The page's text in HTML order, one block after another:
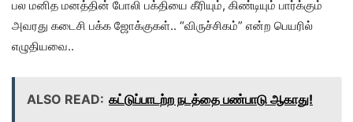
பல மனித மனத்தின் போலி பக்தியை கீரியும், கிண்டியும் பார்க்கும்
அவரது கடைசி பக்க ஜோக்குகள்.. “விருச்சிகம்” என்ற பெயரில்
எழுதியவை..
ALSO READ: கட்டுப்பாடற்ற நடத்தை பண்பாடு ஆகாது!